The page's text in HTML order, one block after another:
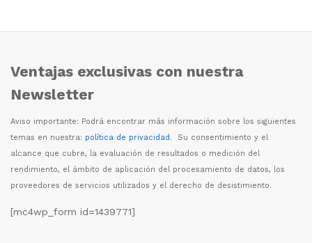
Ventajas exclusivas con nuestra
Newsletter
Aviso importante: Podrá encontrar más información sobre los siguientes
temas en nuestra: política de privacidad. Su consentimiento y el
alcance que cubre, la evaluación de resultados o medición del
rendimiento, el ámbito de aplicación del procesamiento de datos, los
proveedores de servicios utilizados y el derecho de desistimiento.
[mc4wp_form id=1439771]